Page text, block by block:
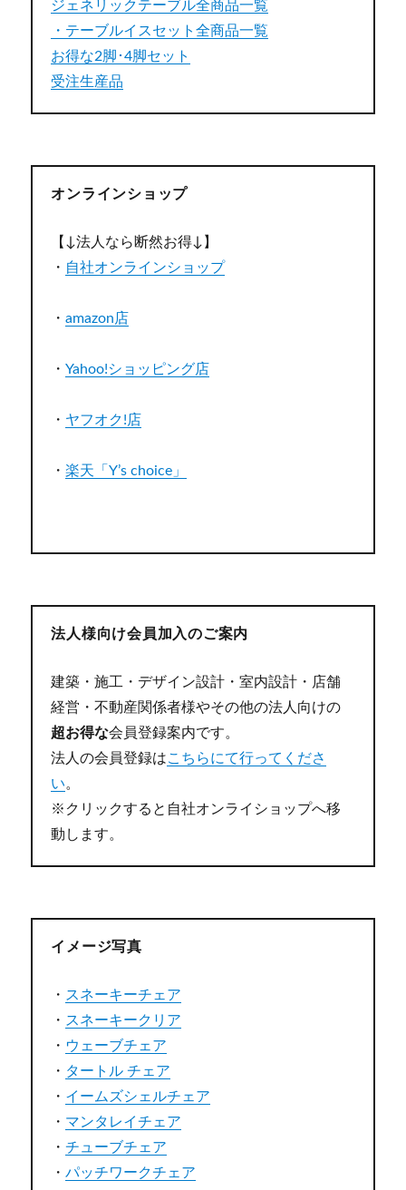
ジェネリックテーブル全商品一覧
・テーブルイスセット全商品一覧
お得な2脚･4脚セット
受注生産品
オンラインショップ
【↓法人なら断然お得↓】
・ 自社オンラインショップ
・amazon店
・Yahoo!ショッピング店
・ ヤフオク!店
・楽天「Y’s choice」
法人様向け会員加入のご案内
建築・施工・デザイン設計・室内設計・店舗
経営・不動産関係者様やその他の法人向けの
超お得な会員登録案内です。
法人の会員登録はこちらにて行ってくださ
い。
※クリックすると自社オンライショップへ移
動します。
イメージ写真
・ スネーキーチェア
・ スネーキークリア
・ ウェーブチェア
・ タートル チェア
・ イームズシェルチェア
・ マンタレイチェア
・チューブチェア
・パッチワークチェア